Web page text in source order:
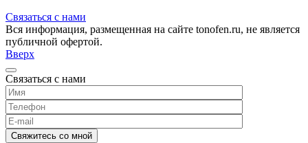
Связаться с нами
Вся информация, размещенная на сайте tonofen.ru, не является
публичной офертой.
Вверх
Связаться с нами